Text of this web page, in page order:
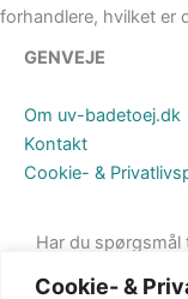
Cookie- &
forhandlere, hvilket er
GENVEJE
Om uv-badetoej.dk
Kontakt
Cookie- &
Har du spørgsmål